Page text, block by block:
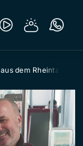
dem Rheintal